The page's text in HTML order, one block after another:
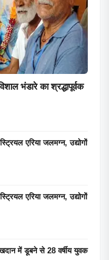
भंडारे का श्रद्धापूर्वक
एरिया जलमग्न, उद्योगों
एरिया जलमग्न, उद्योगों
में डूबने से 28 वर्षीय युवक